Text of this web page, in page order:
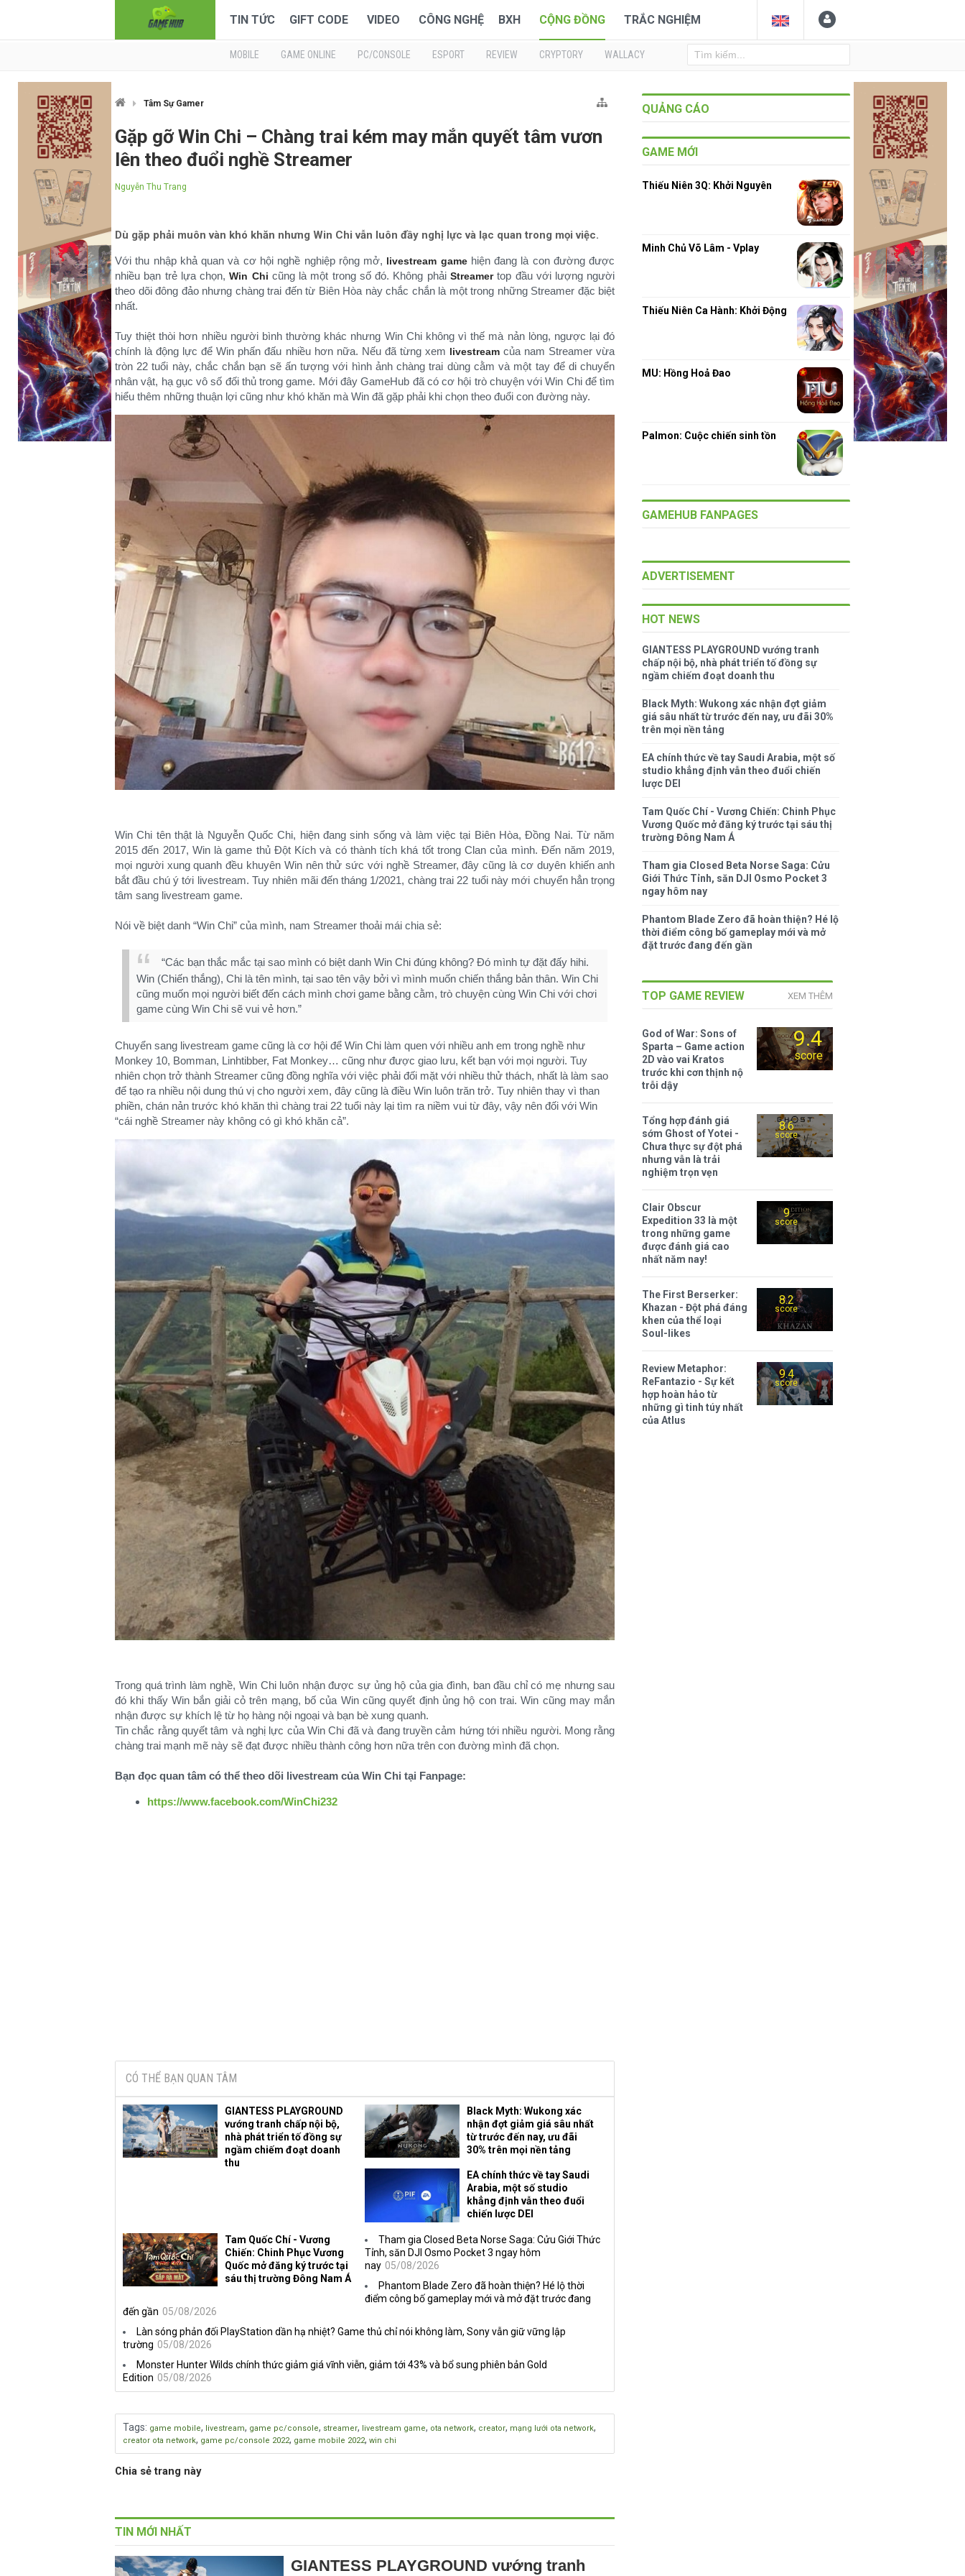
TIN TỨC GIFT CODE VIDEO CÔNG NGHỆ BXH CỘNG ĐỒNG TRẮC NGHIỆM
MOBILE GAME ONLINE PC/CONSOLE ESPORT REVIEW CRYPTORY WALLACY
Tâm Sự Gamer
Gặp gỡ Win Chi – Chàng trai kém may mắn quyết tâm vươn
lên theo đuổi nghề Streamer
Nguyễn Thu Trang
Dù gặp phải muôn vàn khó khăn nhưng Win Chi vẫn luôn đầy nghị lực và lạc quan trong mọi việc.
Với thu nhập khả quan và cơ hội nghề nghiệp rộng mở, livestream gamehiện đang là con đường được
nhiều bạn trẻ lựa chọn,Win Chi cũng là một trong số đó. Không phải Streamertop đầu với lượng người
theo dõi đông đảo nhưng chàng trai đến từ Biên Hòa này chắc chắn là một trong những Streamer đặc biệt
nhất.
Tuy thiệt thòi hơn nhiều người bình thường khác nhưng Win Chi không vì thế mà nản lòng, ngược lại đó
chính là động lực để Win phấn đấu nhiều hơn nữa. Nếu đã từng xem livestream của nam Streamer vừa
tròn 22 tuổi này, chắc chắn bạn sẽ ấn tượng với hình ảnh chàng trai dùng cằm và một tay để di chuyển
nhân vật, hạ gục vô số đối thủ trong game. Mới đây GameHub đã có cơ hội trò chuyện với Win Chi để tìm
hiểu thêm những thuận lợi cũng như khó khăn mà Win đã gặp phải khi chọn theo đuổi con đường này.​
Win Chi tên thật là Nguyễn Quốc Chi, hiện đang sinh sống và làm việc tại Biên Hòa, Đồng Nai. Từ năm
2015 đến 2017, Win là game thủ Đột Kích và có thành tích khá tốt trong Clan của mình. Đến năm 2019,
mọi người xung quanh đều khuyên Win nên thử sức với nghề Streamer, đây cũng là cơ duyên khiến anh
bắt đầu chú ý tới livestream. Tuy nhiên mãi đến tháng 1/2021, chàng trai 22 tuổi này mới chuyển hẳn trọng
tâm sang livestream game.
Nói về biệt danh “Win Chi” của mình, nam Streamer thoải mái chia sẻ:
“Các bạn thắc mắc tại sao mình có biệt danh Win Chi đúng không? Đó mình tự đặt đấy hihi.
Win (Chiến thắng), Chi là tên mình, tại sao tên vậy bởi vì mình muốn chiến thắng bản thân. Win Chi
cũng muốn mọi người biết đến cách mình chơi game bằng cằm, trò chuyện cùng Win Chi với chơi
game cùng Win Chi sẽ vui vẻ hơn.”
Chuyển sang livestream game cũng là cơ hội để Win Chi làm quen với nhiều anh em trong nghề như
Monkey 10, Bomman, Linhtibber, Fat Monkey… cũng như được giao lưu, kết bạn với mọi người. Tuy
nhiên chọn trở thành Streamer cũng đồng nghĩa với việc phải đối mặt với nhiều thử thách, nhất là làm sao
để tạo ra nhiều nội dung thú vị cho người xem, đây cũng là điều Win luôn trăn trở. Tuy nhiên thay vì than
phiền, chán nản trước khó khăn thì chàng trai 22 tuổi này lại tìm ra niềm vui từ đây, vậy nên đối với Win
“cái nghề Streamer này không có gì khó khăn cả”.​
Trong quá trình làm nghề, Win Chi luôn nhận được sự ủng hộ của gia đình, ban đầu chỉ có mẹ nhưng sau
đó khi thấy Win bắn giải cỏ trên mạng, bố của Win cũng quyết định ủng hộ con trai. Win cũng may mắn
nhận được sự khích lệ từ họ hàng nội ngoại và bạn bè xung quanh.
Tin chắc rằng quyết tâm và nghị lực của Win Chi đã và đang truyền cảm hứng tới nhiều người. Mong rằng
chàng trai mạnh mẽ này sẽ đạt được nhiều thành công hơn nữa trên con đường mình đã chọn.
Bạn đọc quan tâm có thể theo dõi livestream của Win Chi tại Fanpage:
https://www.facebook.com/WinChi232
CÓ THỂ BẠN QUAN TÂM
GIANTESS PLAYGROUND
vướng tranh chấp nội bộ,
nhà phát triển tố đồng sự
ngầm chiếm đoạt doanh
thu
Black Myth: Wukong xác
nhận đợt giảm giá sâu nhất
từ trước đến nay, ưu đãi
30% trên mọi nền tảng
EA chính thức về tay Saudi
Arabia, một số studio
khẳng định vẫn theo đuổi
chiến lược DEI
Tam Quốc Chí - Vương
Chiến: Chinh Phục Vương
Quốc mở đăng ký trước tại
sáu thị trường Đông Nam Á
Tham gia Closed Beta Norse Saga: Cửu Giới Thức
Tỉnh, săn DJI Osmo Pocket 3 ngay hôm
nay 05/08/2026
Phantom Blade Zero đã hoàn thiện? Hé lộ thời
điểm công bố gameplay mới và mở đặt trước đang
đến gần 05/08/2026
Làn sóng phản đối PlayStation dần hạ nhiệt? Game thủ chỉ nói không làm, Sony vẫn giữ vững lập
trường 05/08/2026
Monster Hunter Wilds chính thức giảm giá vĩnh viễn, giảm tới 43% và bổ sung phiên bản Gold
Edition 05/08/2026
Tags: game mobile, livestream, game pc/console, streamer, livestream game, ota network, creator, mạng lưới ota network,
creator ota network, game pc/console 2022, game mobile 2022, win chi
Chia sẻ trang này
TIN MỚI NHẤT
GIANTESS PLAYGROUND vướng tranh
QUẢNG CÁO
GAME MỚI
Thiếu Niên 3Q: Khởi Nguyên
Minh Chủ Võ Lâm - Vplay
Thiếu Niên Ca Hành: Khởi Động
MU: Hồng Hoả Đao
Palmon: Cuộc chiến sinh tồn
GAMEHUB FANPAGES
ADVERTISEMENT
HOT NEWS
GIANTESS PLAYGROUND vướng tranh
chấp nội bộ, nhà phát triển tố đồng sự
ngầm chiếm đoạt doanh thu
Black Myth: Wukong xác nhận đợt giảm
giá sâu nhất từ trước đến nay, ưu đãi 30%
trên mọi nền tảng
EA chính thức về tay Saudi Arabia, một số
studio khẳng định vẫn theo đuổi chiến
lược DEI
Tam Quốc Chí - Vương Chiến: Chinh Phục
Vương Quốc mở đăng ký trước tại sáu thị
trường Đông Nam Á
Tham gia Closed Beta Norse Saga: Cửu
Giới Thức Tỉnh, săn DJI Osmo Pocket 3
ngay hôm nay
Phantom Blade Zero đã hoàn thiện? Hé lộ
thời điểm công bố gameplay mới và mở
đặt trước đang đến gần
TOP GAME REVIEW XEM THÊM
9.4
score
God of War: Sons of
Sparta – Game action
2D vào vai Kratos
trước khi cơn thịnh nộ
trỗi dậy
8.6
score
Tổng hợp đánh giá
sớm Ghost of Yotei -
Chưa thực sự đột phá
nhưng vẫn là trải
nghiệm trọn vẹn
9
score
Clair Obscur
Expedition 33 là một
trong những game
được đánh giá cao
nhất năm nay!
8.2
score
The First Berserker:
Khazan - Đột phá đáng
khen của thể loại
Soul-likes
9.4
score
Review Metaphor:
ReFantazio - Sự kết
hợp hoàn hảo từ
những gì tinh túy nhất
của Atlus